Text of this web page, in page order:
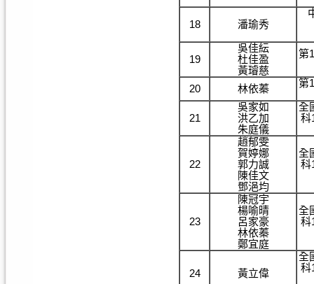
18 潘瑜秀
19
吳佳紜
杜佳盈
黃璿慈
第
20 林依蓁 第
21
吳家如
洪乙加
朱庭儀
全
科
22
趙郁雯
賀婷娜
郭力誠
陳佳文
鄧浥均
全
科
23
陳冠宇
楊喻晴
呂家豪
林依蓁
鄭宜庭
全
科
24 黃立偉
全
科